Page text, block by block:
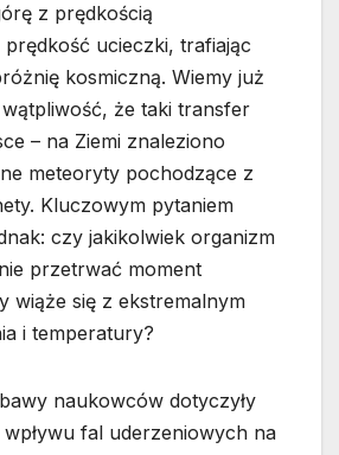
z prędkością
ucieczki, trafiając
kosmiczną. Wiemy już
że taki transfer
– na Ziemi znaleziono
meteoryty pochodzące z
Kluczowym pytaniem
czy jakikolwiek organizm
przetrwać moment
wiąże się z ekstremalnym
i temperatury?
naukowców dotyczyły
fal uderzeniowych na